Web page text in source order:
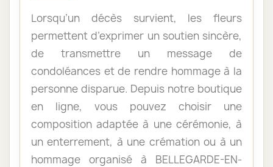
Lorsqu’un décès survient, les fleurs
permettent d’exprimer un soutien sincère,
de transmettre un message de
condoléances et de rendre hommage à la
personne disparue. Depuis notre boutique
en ligne, vous pouvez choisir une
composition adaptée à une cérémonie, à
un enterrement, à une crémation ou à un
hommage organisé à BELLEGARDE-EN-